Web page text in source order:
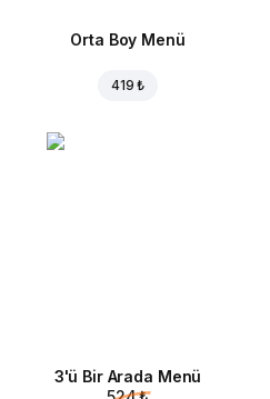
Orta Boy Menü
419 ₺
3'ü Bir Arada Menü